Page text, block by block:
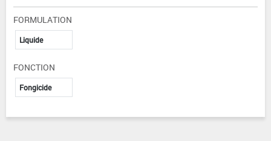
FORMULATION
Liquide
FONCTION
Fongicide